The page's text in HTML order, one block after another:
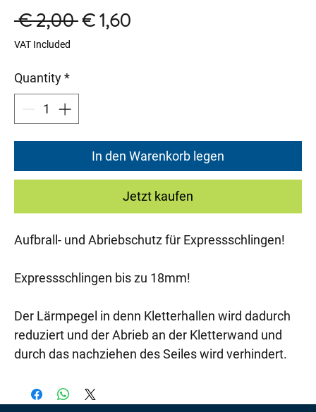
€ 2,00 Regular
€ 1,60
VAT Included
Quantity*
In den Warenkorb legen
Jetzt kaufen
Aufbrall- und Abriebschutz für Expressschlingen!
Expressschlingen bis zu 18mm!
Der Lärmpegel in denn Kletterhallen wird dadurch
reduziert und der Abrieb an der Kletterwand und
durch das nachziehen des Seiles wird verhindert.